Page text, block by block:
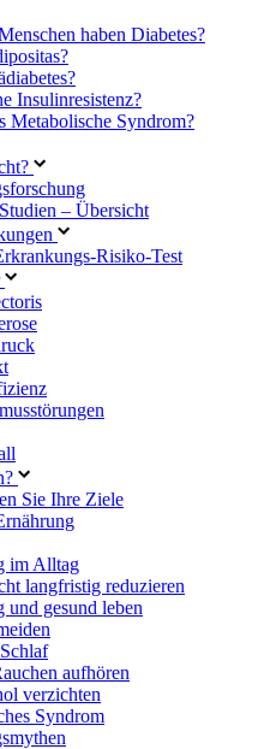
haben Diabetes?
Insulinresistenz?
Metabolische Syndrom?
– Übersicht
Risiko-Test
Sie Ihre Ziele
im Alltag
langfristig reduzieren
und gesund leben
aufhören
verzichten
Syndrom